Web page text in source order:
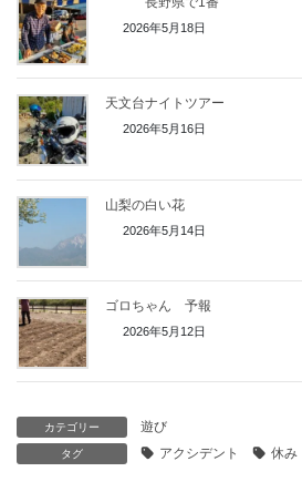
2026年5月18日
天文台ナイトツアー
2026年5月16日
山梨の白い花
2026年5月14日
ゴロちゃん 予報
2026年5月12日
カテゴリー 遊び
タグ アクシデント 休み